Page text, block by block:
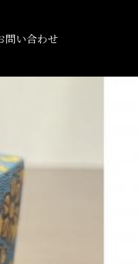
問い合わせ